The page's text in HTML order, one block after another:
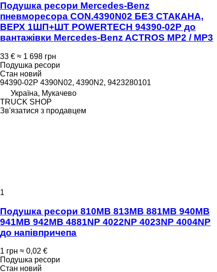
Подушка ресори Mercedes-Benz
пневморесора CON.4390N02 БЕЗ СТАКАНА,
ВЕРХ 1ШП+ШТ POWERTECH 94390-02P до
вантажівки Mercedes-Benz ACTROS MP2 / MP3
33 € ≈ 1 698 грн
Подушка ресори
Стан новий
94390-02P 4390N02, 4390N2, 9423280101
Україна, Мукачево
TRUCK SHOP
Зв'язатися з продавцем
1
Подушка ресори 810MB 813MB 881MB 940MB
941MB 942MB 4881NP 4022NP 4023NP 4004NP
до напівпричепа
1 грн ≈ 0,02 €
Подушка ресори
Стан новий